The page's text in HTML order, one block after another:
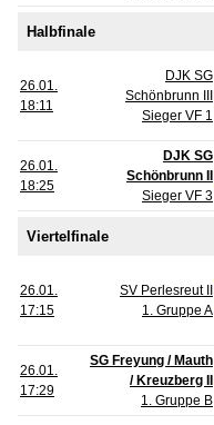
Halbfinale
26.01.
18:11
DJK SG
Schönbrunn III
Sieger VF 1
26.01.
18:25
DJK SG
Schönbrunn II
Sieger VF 3
Viertelfinale
26.01.
17:15
SV Perlesreut II
1. Gruppe A
26.01.
17:29
SG Freyung / Mauth
/ Kreuzberg II
1. Gruppe B